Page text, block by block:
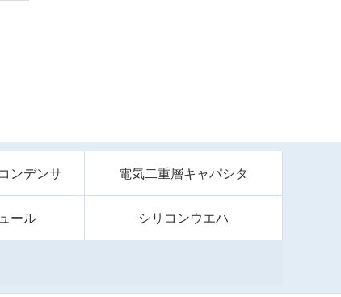
ンデンサ 電気二重層キャパシタ
ール シリコンウエハ